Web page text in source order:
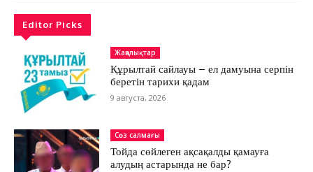
Editor Picks
Жаңалықтар
Құрылтай сайлауы – ел дамуына серпін
беретін тарихи қадам
9 августа, 2026
Сөз салмағы
Тойда сөйлеген ақсақалды қамауға
алудың астарында не бар?